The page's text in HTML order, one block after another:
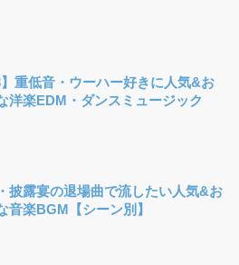
】重低音・ウーハー好きに人気&お
洋楽EDM・ダンスミュージック
披露宴の退場曲で流したい人気&お
音楽BGM【シーン別】